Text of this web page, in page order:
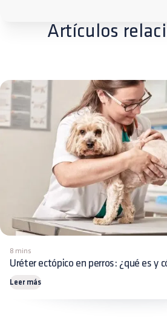
Artículos
8 mins
Uréter ectópico en perros: ¿qué es y
Leer más